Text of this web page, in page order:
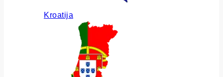
Kroatija